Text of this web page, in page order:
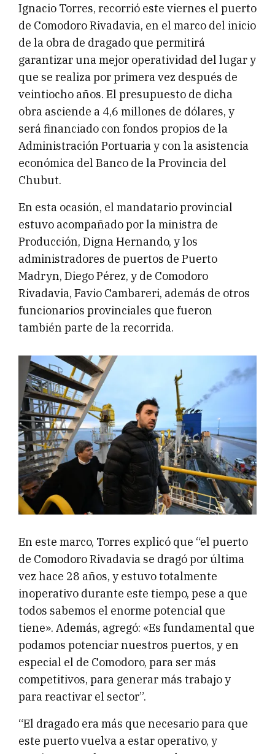
Ignacio Torres, recorrió este viernes el puerto
de Comodoro Rivadavia, en el marco del inicio
de la obra de dragado que permitirá
garantizar una mejor operatividad del lugar y
que se realiza por primera vez después de
veintiocho años. El presupuesto de dicha
obra asciende a 4,6 millones de dólares, y
será financiado con fondos propios de la
Administración Portuaria y con la asistencia
económica del Banco de la Provincia del
Chubut.
En esta ocasión, el mandatario provincial
estuvo acompañado por la ministra de
Producción, Digna Hernando, y los
administradores de puertos de Puerto
Madryn, Diego Pérez, y de Comodoro
Rivadavia, Favio Cambareri, además de otros
funcionarios provinciales que fueron
también parte de la recorrida.
En este marco, Torres explicó que “el puerto
de Comodoro Rivadavia se dragó por última
vez hace 28 años, y estuvo totalmente
inoperativo durante este tiempo, pese a que
todos sabemos el enorme potencial que
tiene». Además, agregó: «Es fundamental que
podamos potenciar nuestros puertos, y en
especial el de Comodoro, para ser más
competitivos, para generar más trabajo y
para reactivar el sector”.
“El dragado era más que necesario para que
este puerto vuelva a estar operativo, y